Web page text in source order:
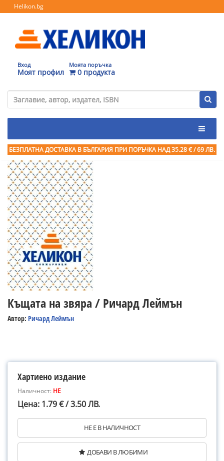
Helikon.bg
Вход
Моят профил
Моята поръчка
0 продукта
БЕЗПЛАТНА ДОСТАВКА В БЪЛГАРИЯ ПРИ ПОРЪЧКА НАД 35.28 € / 69 ЛВ.
Къщата на звяра / Ричард Леймън
Автор: Ричард Леймън
Хартиено издание
Наличност: НЕ
Цена: 1.79 € / 3.50 ЛВ.
НЕ Е В НАЛИЧНОСТ
ДОБАВИ В ЛЮБИМИ